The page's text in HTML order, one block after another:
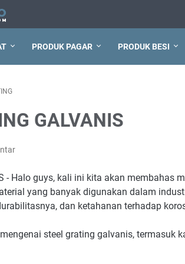
PRODUK PAGAR PRODUK BESI
GALVANIS
- Halo guys, kali ini kita akan membahas
yang banyak digunakan dalam
dan ketahanan terhadap
steel grating galvanis, termasuk